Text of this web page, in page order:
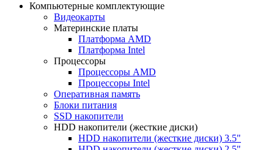
Компьютерные комплектующие
Видеокарты
Материнские платы
Платформа AMD
Платформа Intel
Процессоры
Процессоры AMD
Процессоры Intel
Оперативная память
Блоки питания
SSD накопители
HDD накопители (жесткие диски)
HDD накопители (жесткие диски) 3.5"